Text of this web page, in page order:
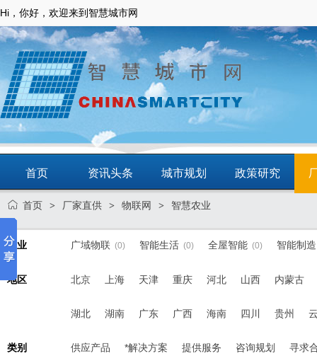
Hi，你好，欢迎来到智慧城市网
首页 资讯头条 城市规划 政策研究
动态 智慧应用 商圈
首页 > 厂家直供 > 物联网 > 智慧农业
行业 广域物联 (0) 智能生活 (0) 全屋智能 (0) 智能制造
地区 北京 上海 天津 重庆 河北 山西 内蒙古
湖北 湖南 广东 广西 海南 四川 贵州
类别 供应产品 *解决方案 提供服务 咨询规划 寻求